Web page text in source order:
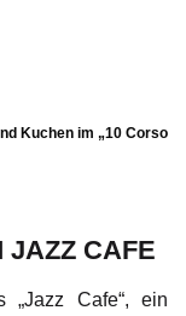
Kuchen im „10 Corso
JAZZ CAFE
„Jazz Cafe“, ein